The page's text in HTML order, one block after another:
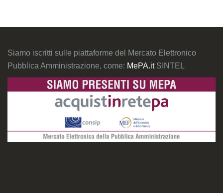
Siamo iscritti sulle piattaforme del Mercato Elettronico
Pubblica Amministrazione, come: MePA.it SINTEL